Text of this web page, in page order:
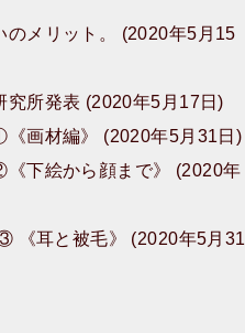
のメリット。 (2020年5月15
究所発表 (2020年5月17日)
《画材編》 (2020年5月31日)
《下絵から顔まで》 (2020年
《耳と被毛》 (2020年5月31